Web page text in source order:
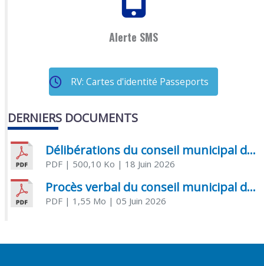
Alerte SMS
RV: Cartes d'identité Passeports
DERNIERS DOCUMENTS
Délibérations du conseil municipal du 18 juin 2026
PDF| 500,10 Ko | 18 Juin 2026
Procès verbal du conseil municipal du 05 juin 2026
PDF| 1,55 Mo | 05 Juin 2026